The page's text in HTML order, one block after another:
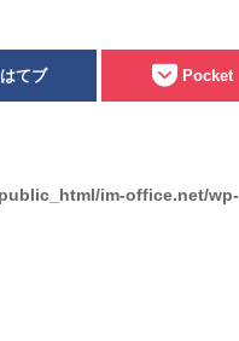
はてブ Pocket
im-office.net/wp-